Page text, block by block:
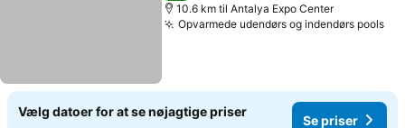
10.6 km til Antalya Expo Center
Opvarmede udendørs og indendørs pools
Vælg datoer for at se nøjagtige priser
Se priser